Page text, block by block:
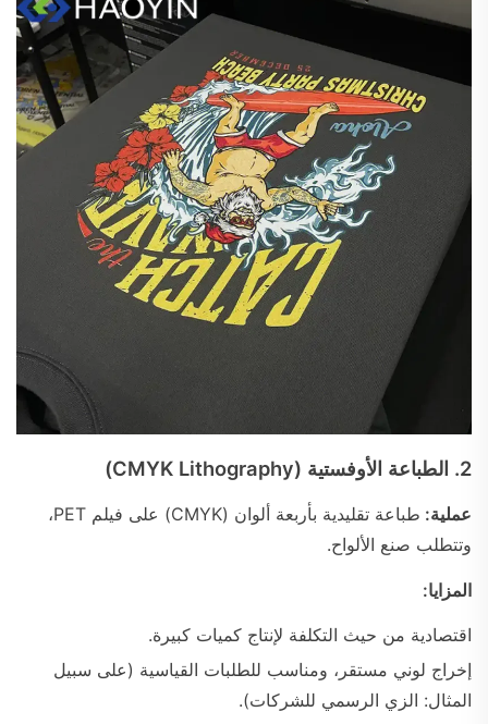
2. الطباعة الأوفستية (CMYK Lithography)
عملية:
طباعة تقليدية بأربعة ألوان (CMYK) على فيلم PET،
وتتطلب صنع الألواح.
المزايا:
اقتصادية من حيث التكلفة لإنتاج كميات كبيرة.
إخراج لوني مستقر، ومناسب للطلبات القياسية (على سبيل
المثال: الزي الرسمي للشركات).